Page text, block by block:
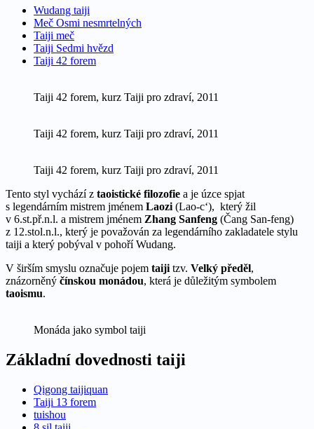
Wudang taiji
Meč Osmi nesmrtelných
Taiji meč
Taiji Sedmi hvězd
Taiji 42 forem
Taiji 42 forem, kurz Taiji pro zdraví, 2011
Taiji 42 forem, kurz Taiji pro zdraví, 2011
Taiji 42 forem, kurz Taiji pro zdraví, 2011
Tento styl vychází z taoistické filozofie a je úzce spjat
s legendárním mistrem jménem Laozi (Lao-c‘), který žil
v 6.st.př.n.l. a mistrem jménem Zhang Sanfeng (Čang San-feng)
z 12.stol.n.l., který je považován za legendárního zakladatele stylu
taiji a který pobýval v pohoří Wudang.
V širším smyslu označuje pojem taiji tzv. Velký předěl,
znázorněný čínskou monádou, která je důležitým symbolem
taoismu.
Monáda jako symbol taiji
Základní dovednosti taiji
Qigong taijiquan
Taiji 13 forem
tuishou